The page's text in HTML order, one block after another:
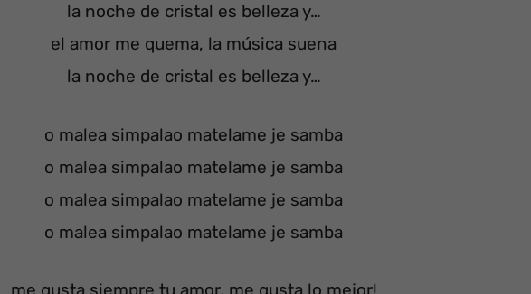
la noche de cristal es belleza y…
el amor me quema, la música suena
la noche de cristal es belleza y…
o malea simpalao matelame je samba
o malea simpalao matelame je samba
o malea simpalao matelame je samba
o malea simpalao matelame je samba